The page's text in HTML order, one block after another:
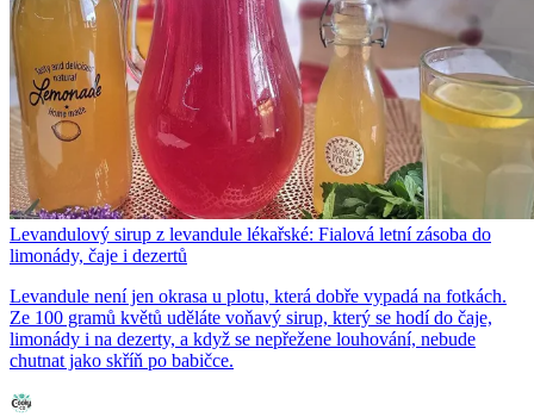
Levandulový sirup z levandule lékařské: Fialová letní zásoba do
limonády, čaje i dezertů
Levandule není jen okrasa u plotu, která dobře vypadá na fotkách.
Ze 100 gramů květů uděláte voňavý sirup, který se hodí do čaje,
limonády i na dezerty, a když se nepřežene louhování, nebude
chutnat jako skříň po babičce.